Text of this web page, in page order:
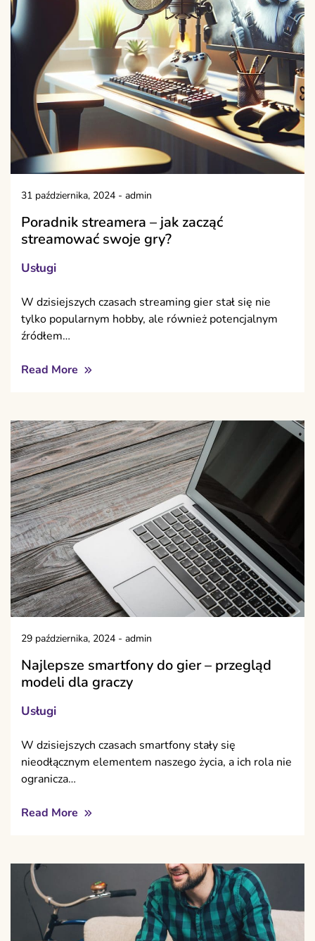
31 października, 2024 - admin
Poradnik streamera – jak zacząć
streamować swoje gry?
Usługi
W dzisiejszych czasach streaming gier stał się nie
tylko popularnym hobby, ale również potencjalnym
źródłem…
Read More
29 października, 2024 - admin
Najlepsze smartfony do gier – przegląd
modeli dla graczy
Usługi
W dzisiejszych czasach smartfony stały się
nieodłącznym elementem naszego życia, a ich rola nie
ogranicza…
Read More